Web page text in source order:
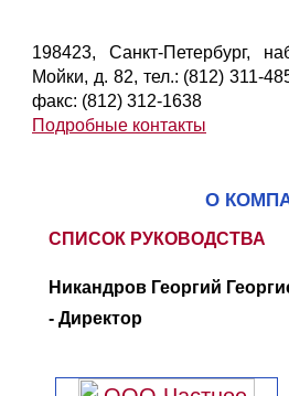
198423, Санкт-Петербург,
Мойки, д. 82, тел.: (812) 311-
факс: (812) 312-1638
Подробные контакты
О
СПИСОК РУКОВОДСТВА
Никандров Георгий
- Директор